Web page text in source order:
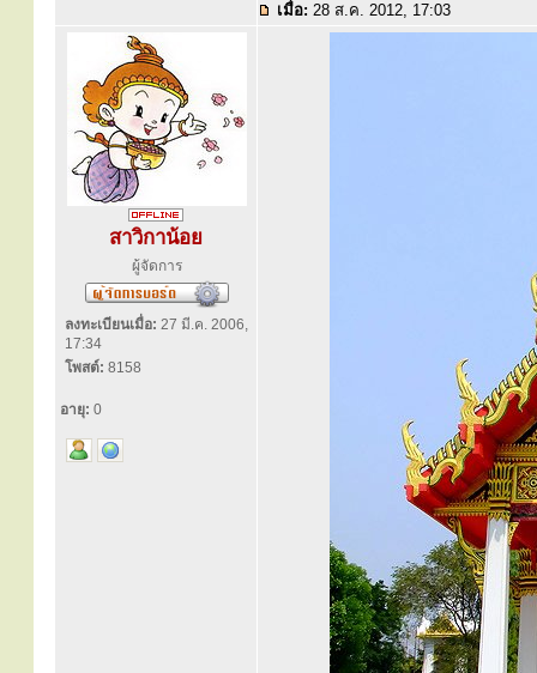
เมื่อ: 28 ส.ค. 2012, 17:03
สาวิกาน้อย
ผู้จัดการ
ลงทะเบียนเมื่อ: 27 มี.ค. 2006,
17:34
โพสต์: 8158
อายุ: 0